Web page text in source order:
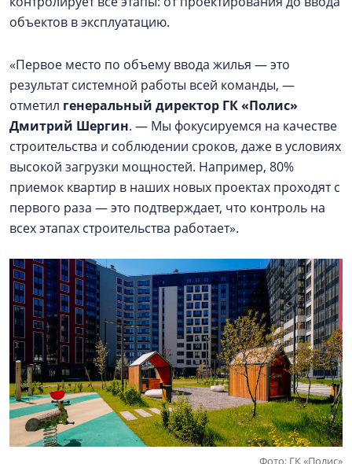
объектов в эксплуатацию.
«Первое место по объему ввода жилья — это
результат системной работы всей команды, —
отметил генеральный директор ГК «Полис»
Дмитрий Шергин. — Мы фокусируемся на качестве
строительства и соблюдении сроков, даже в условиях
высокой загрузки мощностей. Например, 80%
приемок квартир в наших новых проектах проходят с
первого раза — это подтверждает, что контроль на
всех этапах строительства работает».
Фото: ГК «Полис»